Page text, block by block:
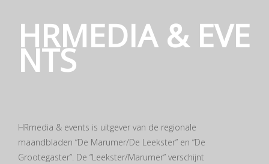
HRMEDIA & EVE
NTS
HRmedia & events is uitgever van de regionale
maandbladen “De Marumer/De Leekster” en “De
Grootegaster”. De “Leekster/Marumer” verschijnt